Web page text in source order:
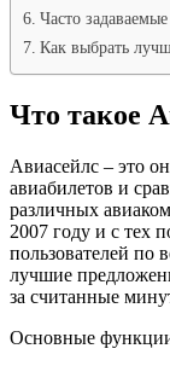
Часто
Как выбрать
Что такое
Авиасейлс – это
авиабилетов и
различных
2007 году и с тех
пользователей по
лучшие
за считанные
Основные